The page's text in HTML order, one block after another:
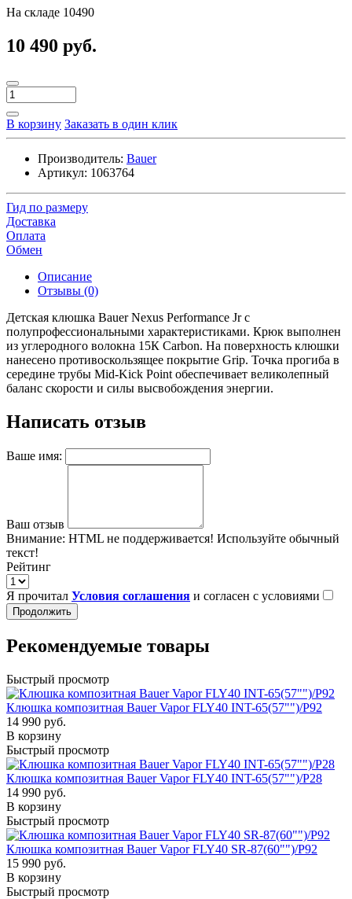
На складе 10490
10 490 руб.
В корзину Заказать в один клик
Производитель: Bauer
Артикул: 1063764
Гид по размеру
Доставка
Оплата
Обмен
Описание
Отзывы (0)
Детская клюшка Bauer Nexus Performance Jr с
полупрофессиональными характеристиками. Крюк выполнен
из углеродного волокна 15К Carbon. На поверхность клюшки
нанесено противоскользящее покрытие Grip. Точка прогиба в
середине трубы Mid-Kick Point обеспечивает великолепный
баланс скорости и силы высвобождения энергии.
Написать отзыв
Ваше имя:
Ваш отзыв
Внимание: HTML не поддерживается! Используйте обычный
текст!
Рейтинг
Я прочитал Условия соглашения и согласен с условиями
Продолжить
Рекомендуемые товары
Быстрый просмотр
Клюшка композитная Bauer Vapor FLY40 INT-65(57"")/P92
14 990 руб.
В корзину
Быстрый просмотр
Клюшка композитная Bauer Vapor FLY40 INT-65(57"")/P28
14 990 руб.
В корзину
Быстрый просмотр
Клюшка композитная Bauer Vapor FLY40 SR-87(60"")/P92
15 990 руб.
В корзину
Быстрый просмотр